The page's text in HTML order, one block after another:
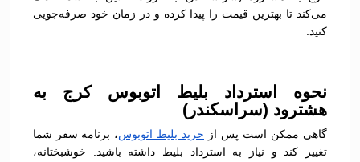
می‌کند تا بهترین قیمت را پیدا کرده و در زمان خود صرفه‌جویی
کنید.
نحوه استرداد بلیط اتوبوس کرج به
هشترود (سراسکندر)
گاهی ممکن است پس از خرید بلیط اتوبوس، برنامه سفر شما
تغییر کند و نیاز به استرداد بلیط داشته باشید. خوشبختانه،